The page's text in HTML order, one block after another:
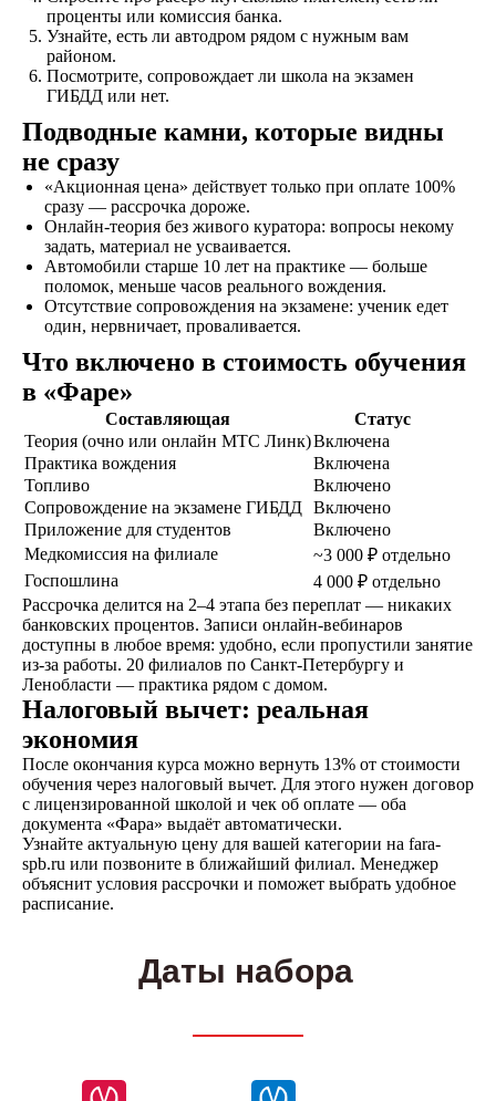
проценты или комиссия банка.
Узнайте, есть ли автодром рядом с нужным вам
районом.
Посмотрите, сопровождает ли школа на экзамен
ГИБДД или нет.
Подводные камни, которые видны
не сразу
«Акционная цена» действует только при оплате 100%
сразу — рассрочка дороже.
Онлайн-теория без живого куратора: вопросы некому
задать, материал не усваивается.
Автомобили старше 10 лет на практике — больше
поломок, меньше часов реального вождения.
Отсутствие сопровождения на экзамене: ученик едет
один, нервничает, проваливается.
Что включено в стоимость обучения
в «Фаре»
Составляющая
Статус
Теория (очно или онлайн МТС Линк)Включена
Практика вождения
Включена
Топливо
Включено
Сопровождение на экзамене ГИБДД Включено
Приложение для студентов
Включено
Медкомиссия на филиале
~3 000 ₽ отдельно
Госпошлина
4 000 ₽ отдельно
Рассрочка делится на 2–4 этапа без переплат — никаких
банковских процентов. Записи онлайн-вебинаров
доступны в любое время: удобно, если пропустили занятие
из-за работы. 20 филиалов по Санкт-Петербургу и
Ленобласти — практика рядом с домом.
Налоговый вычет: реальная
экономия
После окончания курса можно вернуть 13% от стоимости
обучения через налоговый вычет. Для этого нужен договор
с лицензированной школой и чек об оплате — оба
документа «Фара» выдаёт автоматически.
Узнайте актуальную цену для вашей категории на fara-
spb.ru или позвоните в ближайший филиал. Менеджер
объяснит условия рассрочки и поможет выбрать удобное
расписание.
Даты набора
теоретический и
практический курс,
продолжительностью
от 1,5 месяцев, в
зависимости от
транспортного
В сопровождении
наших представителей,
сдаете экзамены в ГАИ
водительское
удостоверение
Удостоверение
ОСТАВИТЬ ЗАЯВКУ
Сдаете внутренние
экзамены в автошколе
и получаете
свидетельство
об окончании
Экзамен
не любишь звонки?
Просто напиши!